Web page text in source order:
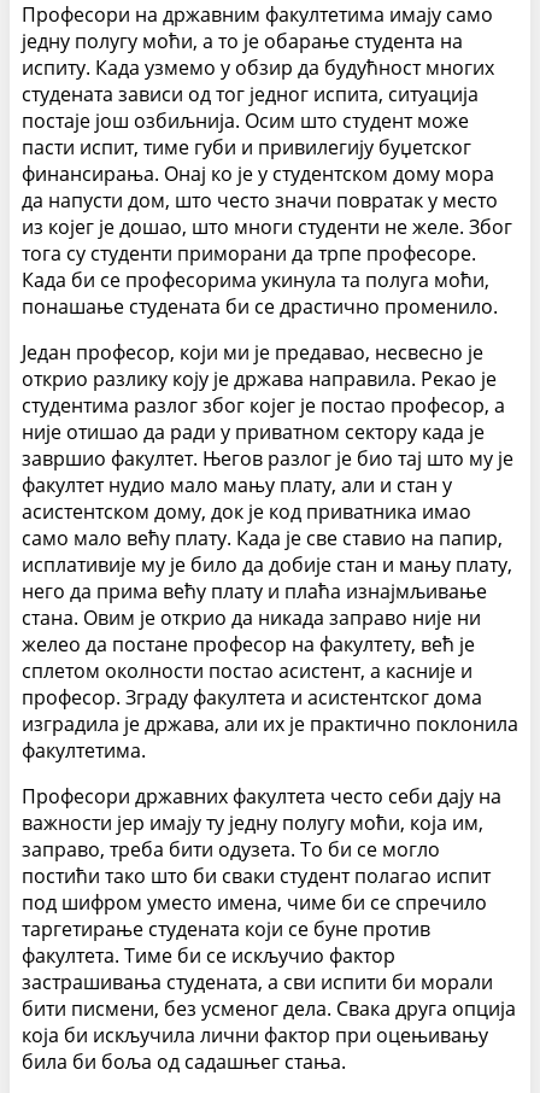
Професори на државним факултетима имају само
једну полугу моћи, а то је обарање студента на
испиту. Када узмемо у обзир да будућност многих
студената зависи од тог једног испита, ситуација
постаје још озбиљнија. Осим што студент може
пасти испит, тиме губи и привилегију буџетског
финансирања. Онај ко је у студентском дому мора
да напусти дом, што често значи повратак у место
из којег је дошао, што многи студенти не желе. Због
тога су студенти приморани да трпе професоре.
Када би се професорима укинула та полуга моћи,
понашање студената би се драстично променило.
Један професор, који ми је предавао, несвесно је
открио разлику коју је држава направила. Рекао је
студентима разлог због којег је постао професор, а
није отишао да ради у приватном сектору када је
завршио факултет. Његов разлог је био тај што му је
факултет нудио мало мању плату, али и стан у
асистентском дому, док је код приватника имао
само мало већу плату. Када је све ставио на папир,
исплативије му је било да добије стан и мању плату,
него да прима већу плату и плаћа изнајмљивање
стана. Овим је открио да никада заправо није ни
желео да постане професор на факултету, већ је
сплетом околности постао асистент, а касније и
професор. Зграду факултета и асистентског дома
изградила је држава, али их је практично поклонила
факултетима.
Професори државних факултета често себи дају на
важности јер имају ту једну полугу моћи, која им,
заправо, треба бити одузета. То би се могло
постићи тако што би сваки студент полагао испит
под шифром уместо имена, чиме би се спречило
таргетирање студената који се буне против
факултета. Тиме би се искључио фактор
застрашивања студената, а сви испити би морали
бити писмени, без усменог дела. Свака друга опција
која би искључила лични фактор при оцењивању
била би боља од садашњег стања.